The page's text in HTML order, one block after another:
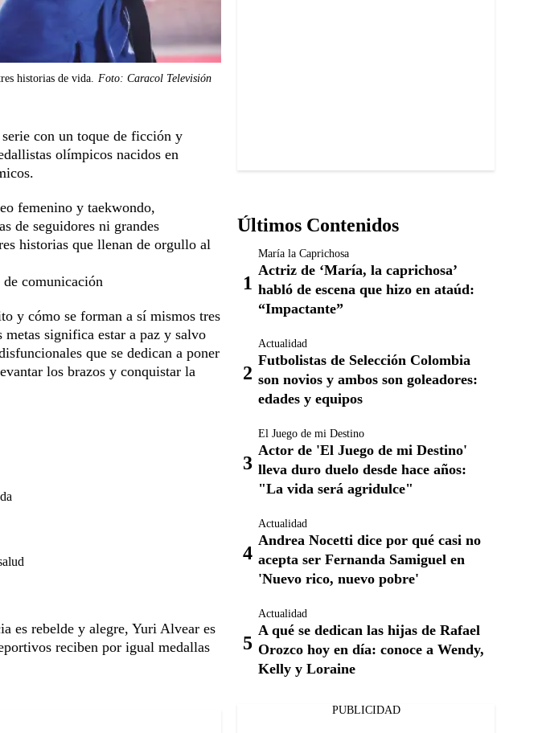
historias de vida. Foto: Caracol Televisión
con un toque de ficción y
olímpicos nacidos en
femenino y taekwondo,
de seguidores ni grandes
historias que llenan de orgullo al
comunicación
y cómo se forman a sí mismos tres
metas significa estar a paz y salvo
que se dedican a poner
los brazos y conquistar la
es rebelde y alegre, Yuri Alvear es
reciben por igual medallas
Últimos Contenidos
María la Caprichosa
Actriz de ‘María, la caprichosa’
habló de escena que hizo en ataúd:
“Impactante”
Actualidad
Futbolistas de Selección Colombia
son novios y ambos son goleadores:
edades y equipos
El Juego de mi Destino
Actor de 'El Juego de mi Destino'
lleva duro duelo desde hace años:
"La vida será agridulce"
Actualidad
Andrea Nocetti dice por qué casi no
acepta ser Fernanda Samiguel en
'Nuevo rico, nuevo pobre'
Actualidad
A qué se dedican las hijas de Rafael
Orozco hoy en día: conoce a Wendy,
Kelly y Loraine
PUBLICIDAD